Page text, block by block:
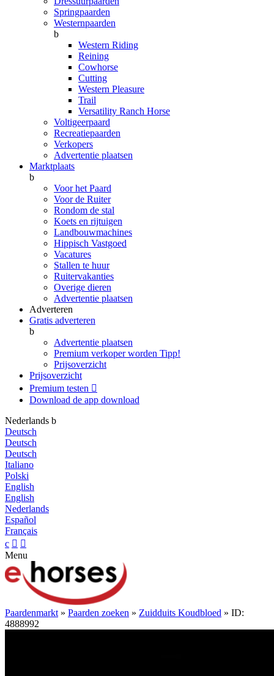
Springpaarden
Westernpaarden
b
Western Riding
Reining
Cowhorse
Cutting
Western Pleasure
Trail
Versatility Ranch Horse
Voltigeerpaard
Recreatiepaarden
Verkopers
Advertentie plaatsen
Marktplaats
b
Voor het Paard
Voor de Ruiter
Rondom de stal
Koets en rijtuigen
Landbouwmachines
Hippisch Vastgoed
Vacatures
Stallen te huur
Ruitervakanties
Overige dieren
Advertentie plaatsen
Adverteren
Gratis adverteren
b
Advertentie plaatsen
Premium verkoper worden Tipp!
Prijsoverzicht
Prijsoverzicht
Premium testen 
Download de app download
Nederlands b
Deutsch
Deutsch
Deutsch
Italiano
Polski
English
English
Nederlands
Español
Français
c  
Menu
Paardenmarkt » Paarden zoeken » Zuidduits Koudbloed » ID:
4888992